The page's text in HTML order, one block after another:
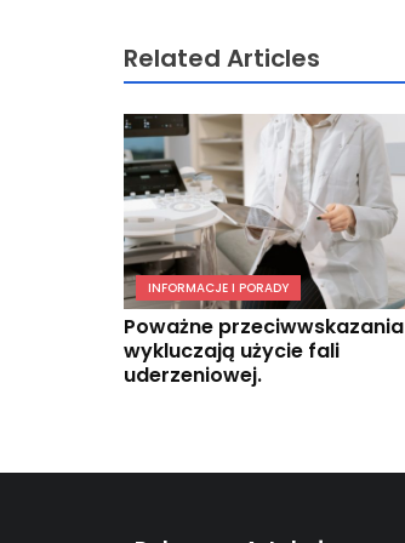
Related Articles
INFORMACJE I PORADY
Poważne przeciwwskazania
wykluczają użycie fali
uderzeniowej.